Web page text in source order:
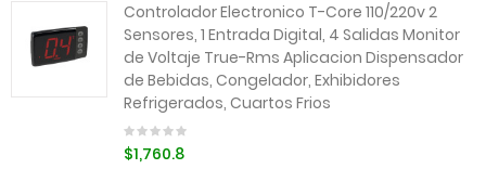
Controlador Electronico T-Core 110/220v 2
Sensores, 1 Entrada Digital, 4 Salidas Monitor
de Voltaje True-Rms Aplicacion Dispensador
de Bebidas, Congelador, Exhibidores
Refrigerados, Cuartos Frios
$1,760.8